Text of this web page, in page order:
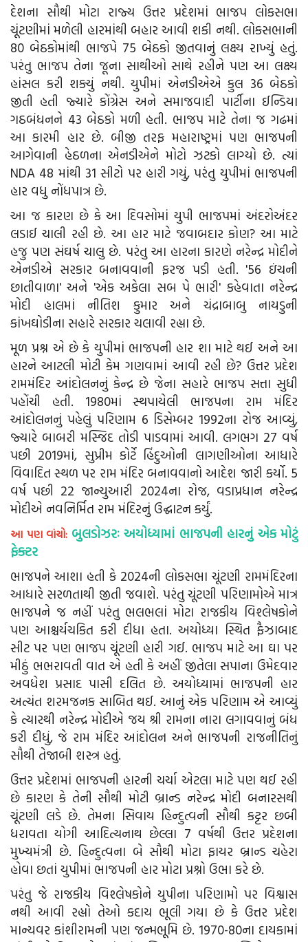
Language
ગુજરાતી English
દેશના સૌથી મોટા રાજ્ય ઉત્તર પ્રદેશમાં ભાજપ લોકસભા
ચૂંટણીમાં મળેલી હારમાંથી બહાર આવી શકી નથી. લોકસભાની
80 બેઠકોમાંથી ભાજપે 75 બેઠકો જીતવાનું લક્ષ્ય રાખ્યું હતું.
પરંતુ ભાજપ તેના જૂના સાથીઓ સાથે રહીને પણ આ લક્ષ્ય
હાંસલ કરી શક્યું નથી. યુપીમાં એનડીએએ કુલ 36 બેઠકો
જીતી હતી જ્યારે કોંગ્રેસ અને સમાજવાદી પાર્ટીના ઈન્ડિયા
ગઠબંધનને 43 બેઠકો મળી હતી. ભાજપ માટે તેના જ ગઢમાં
આ કારમી હાર છે. બીજી તરફ મહારાષ્ટ્રમાં પણ ભાજપની
આગેવાની હેઠળના એનડીએને મોટો ઝટકો લાગ્યો છે. ત્યાં
NDA 48 માંથી 31 સીટો પર હારી ગયું, પરંતુ યુપીમાં ભાજપની
હાર વધુ નોંધપાત્ર છે.
આ જ કારણ છે કે આ દિવસોમાં યુપી ભાજપમાં અંદરોઅંદર
લડાઈ ચાલી રહી છે. આ હાર માટે જવાબદાર કોણ? આ માટે
હજુ પણ સંઘર્ષ ચાલુ છે. પરંતુ આ હારના કારણે નરેન્દ્ર મોદીને
એનડીએ સરકાર બનાવવાની ફરજ પડી હતી. '56 ઇંચની
છાતીવાળા' અને 'એક અકેલા સબ પે ભારી' કહેવાતા નરેન્દ્ર
મોદી હાલમાં નીતિશ કુમાર અને ચંદ્રાબાબુ નાયડુની
કાંખઘોડીના સહારે સરકાર ચલાવી રહ્યા છે.
મૂળ પ્રશ્ન એ છે કે યુપીમાં ભાજપની હાર શા માટે થઈ અને આ
હારને આટલી મોટી કેમ ગણવામાં આવી રહી છે? ઉત્તર પ્રદેશ
રામમંદિર આંદોલનનું કેન્દ્ર છે જેના સહારે ભાજપ સત્તા સુધી
પહોંચી હતી. 1980માં સ્થપાયેલી ભાજપના રામ મંદિર
આંદોલનનું પહેલું પરિણામ 6 ડિસેમ્બર 1992ના રોજ આવ્યું,
જ્યારે બાબરી મસ્જિદ તોડી પાડવામાં આવી. લગભગ 27 વર્ષ
પછી 2019માં, સુપ્રીમ કોર્ટે હિંદુઓની લાગણીઓના આધારે
વિવાદિત સ્થળ પર રામ મંદિર બનાવવાનો આદેશ જારી કર્યો. 5
વર્ષ પછી 22 જાન્યુઆરી 2024ના રોજ, વડાપ્રધાન નરેન્દ્ર
મોદીએ નવનિર્મિત રામ મંદિરનું ઉદ્ઘાટન કર્યું.
આ પણ વાંચો: બુલડોઝરઃ અયોધ્યામાં ભાજપની હારનું એક મોટું
ફેક્ટર
ભાજપને આશા હતી કે 2024ની લોકસભા ચૂંટણી રામમંદિરના
આધારે સરળતાથી જીતી જવાશે. પરંતુ ચૂંટણી પરિણામોએ માત્ર
ભાજપને જ નહીં પરંતુ ભલભલાં મોટા રાજકીય વિશ્લેષકોને
પણ આશ્ચર્યચકિત કરી દીધા હતા. અયોધ્યા સ્થિત ફૈઝાબાદ
સીટ પર પણ ભાજપ ચૂંટણી હારી ગઈ. ભાજપ માટે આ ઘા પર
મીઠું ભભરાવતી વાત એ હતી કે અહીં જીતેલા સપાના ઉમેદવાર
અવધેશ પ્રસાદ પાસી દલિત છે. અયોધ્યામાં ભાજપની હાર
અત્યંત શરમજનક સાબિત થઈ. આનું એક પરિણામ એ આવ્યું
કે ત્યારથી નરેન્દ્ર મોદીએ જય શ્રી રામના નારા લગાવવાનું બંધ
કરી દીધું, જે રામ મંદિર આંદોલન અને ભાજપની રાજનીતિનું
સૌથી તેજાબી શસ્ત્ર હતું.
ઉત્તર પ્રદેશમાં ભાજપની હારની ચર્ચા એટલા માટે પણ થઈ રહી
છે કારણ કે તેની સૌથી મોટી બ્રાન્ડ નરેન્દ્ર મોદી બનારસથી
ચૂંટણી લડે છે. તેમના સિવાય હિન્દુત્વની સૌથી કટ્ટર છબી
ધરાવતા યોગી આદિત્યનાથ છેલ્લા 7 વર્ષથી ઉત્તર પ્રદેશના
મુખ્યમંત્રી છે. હિન્દુત્વના બે સૌથી મોટા ફાયર બ્રાન્ડ ચહેરા
હોવા છતાં યુપીમાં ભાજપની હાર મોટા પ્રશ્નો ઉભા કરે છે.
પરંતુ જે રાજકીય વિશ્લેષકોને યુપીના પરિણામો પર વિશ્વાસ
નથી આવી રહ્યો તેઓ કદાચ ભૂલી ગયા છે કે ઉત્તર પ્રદેશ
માન્યવર કાંશીરામની પણ જન્મભૂમિ છે. 1970-80ના દાયકામાં